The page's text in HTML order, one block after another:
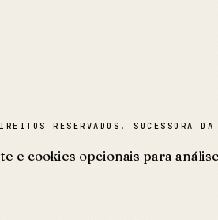
RESERVADOS. SUCESSORA DA
e cookies opcionais para